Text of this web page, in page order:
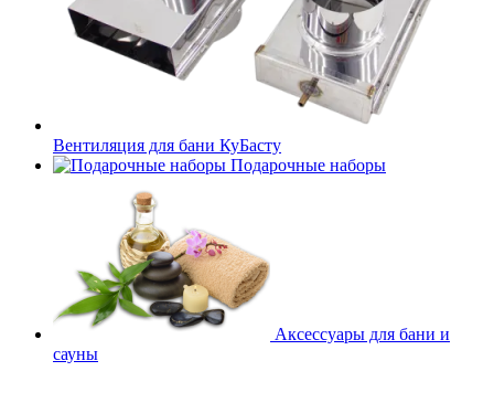
Вентиляция для бани КуБасту
Подарочные наборы
Аксессуары для бани и
сауны